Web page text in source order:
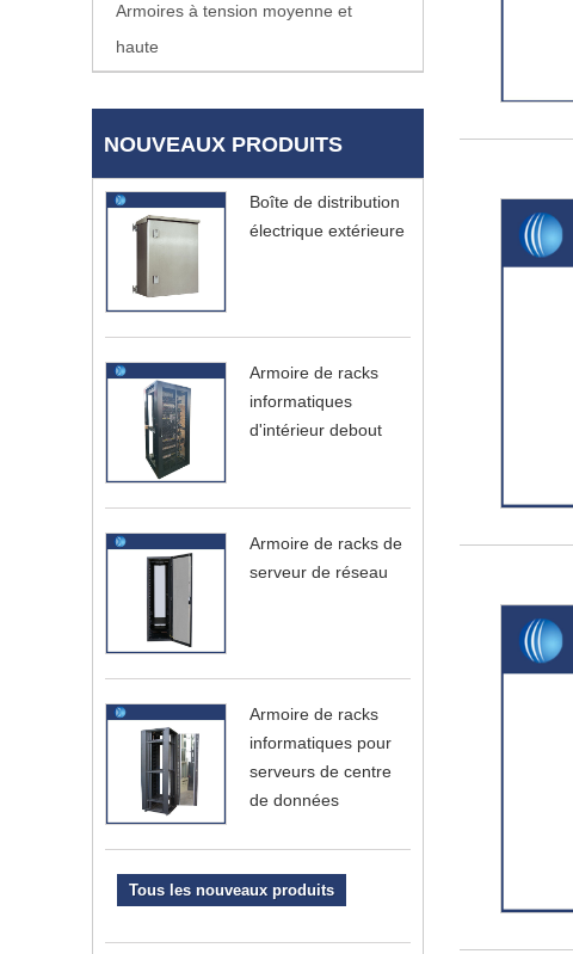
Armoires à tension moyenne et
haute
NOUVEAUX PRODUITS
Boîte de distribution
électrique extérieure
Armoire de racks
informatiques
d'intérieur debout
Armoire de racks de
serveur de réseau
Armoire de racks
informatiques pour
serveurs de centre
de données
Tous les nouveaux produits